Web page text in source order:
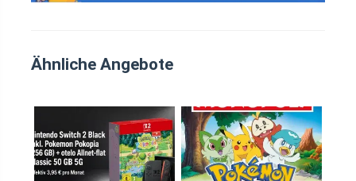
Ähnliche Angebote